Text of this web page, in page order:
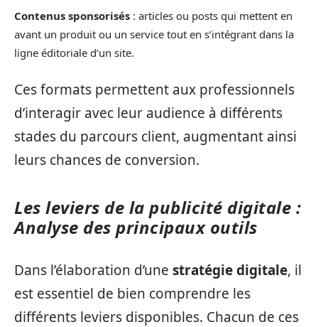
Contenus sponsorisés : articles ou posts qui mettent en
avant un produit ou un service tout en s’intégrant dans la
ligne éditoriale d’un site.
Ces formats permettent aux professionnels
d’interagir avec leur audience à différents
stades du parcours client, augmentant ainsi
leurs chances de conversion.
Les leviers de la publicité digitale :
Analyse des principaux outils
Dans l’élaboration d’une stratégie digitale, il
est essentiel de bien comprendre les
différents leviers disponibles. Chacun de ces